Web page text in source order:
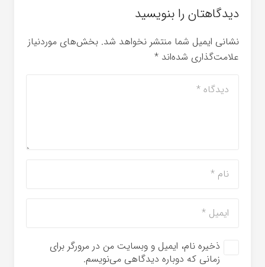
دیدگاهتان را بنویسید
نشانی ایمیل شما منتشر نخواهد شد. بخش‌های موردنیاز
علامت‌گذاری شده‌اند *
ذخیره نام، ایمیل و وبسایت من در مرورگر برای
زمانی که دوباره دیدگاهی می‌نویسم.